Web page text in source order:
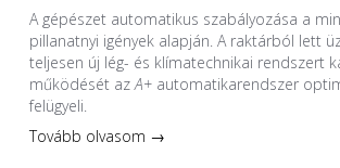
A gépészet automatikus szabályozása a
pillanatnyi igények alapján. A raktárból lett
teljesen új lég- és klímatechnikai rendszert
működését azA+automatikarendszer
felügyeli.
Tovább olvasom →